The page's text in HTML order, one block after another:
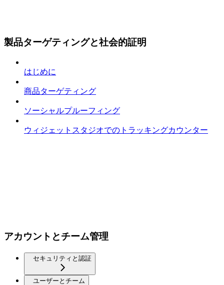
製品ターゲティングと社会的証明
はじめに
商品ターゲティング
ソーシャルプルーフィング
ウィジェットスタジオでのトラッキングカウンター
アカウントとチーム管理
セキュリティと認証
ユーザーとチーム